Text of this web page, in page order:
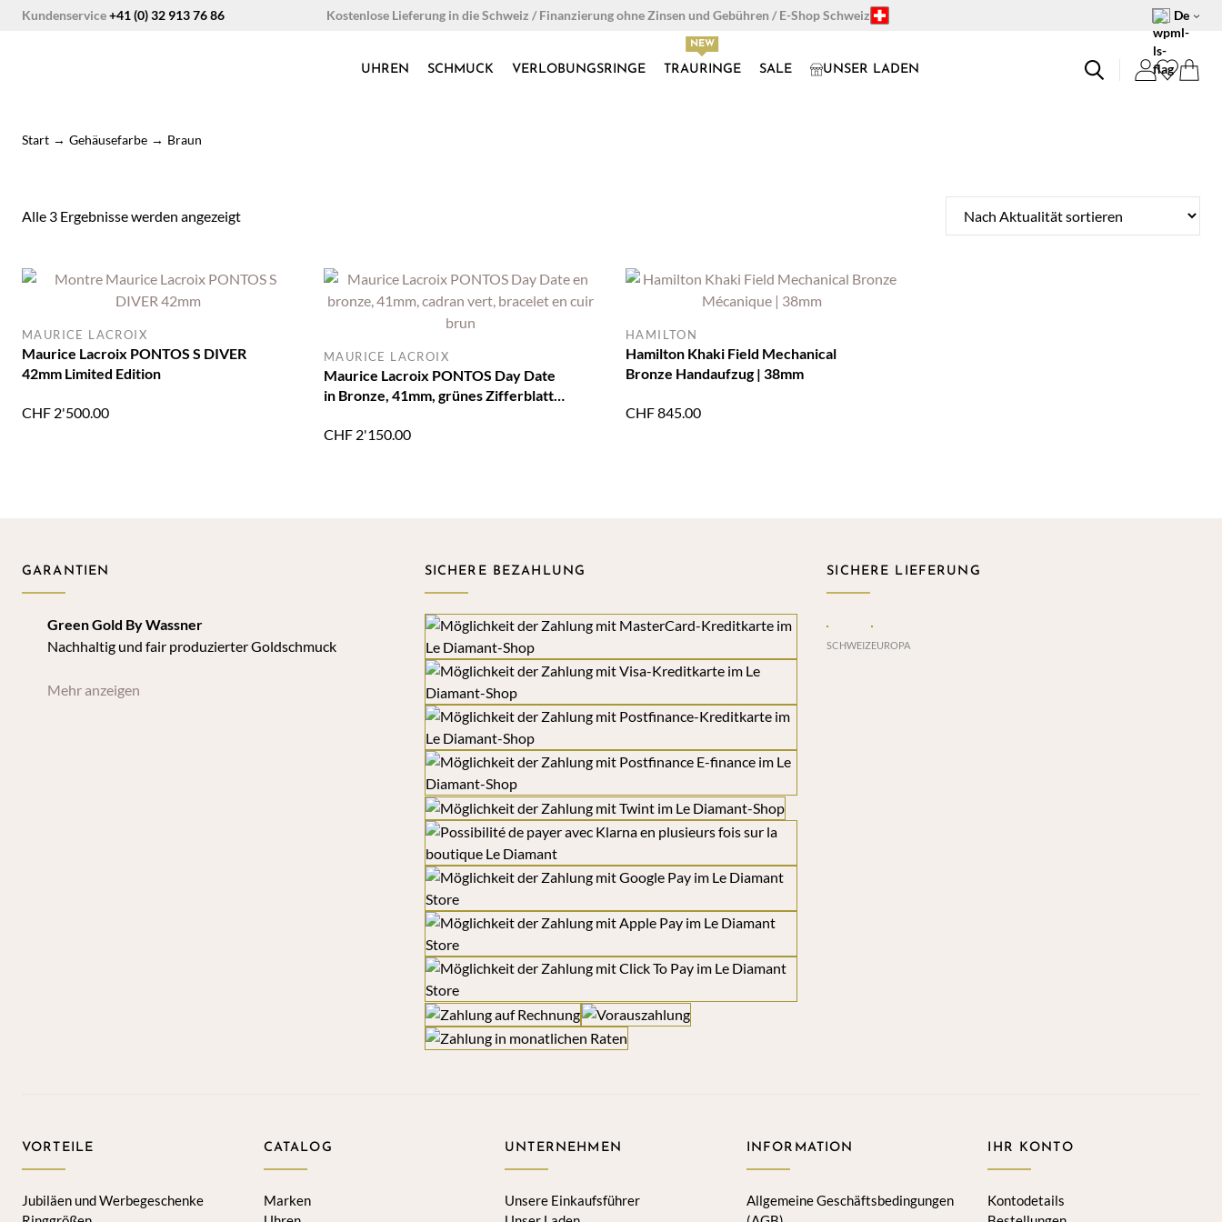
ZumKundenservice+41 (0) 32 913 76 86 Kostenlose Lieferung in die Schweiz / Finanzierung ohne Zinsen und Gebühren / E-Shop Schweiz De
UHREN SCHMUCK VERLOBUNGSRINGE TRAURINGE SALE UNSER LADEN
Start → Gehäusefarbe → Braun
Alle 3 Ergebnisse werden angezeigtNach
Maurice Lacroix PONTOS S DIVER
42mm Limited Edition
MAURICE LACROIX
CHF 2'500.00
Maurice Lacroix PONTOS Day Date
in Bronze, 41mm, grünes Zifferblatt,
MAURICE LACROIX
CHF 2'150.00
Hamilton Khaki Field Mechanical
Bronze Handaufzug | 38mm
HAMILTON
CHF845.00
GARANTIEN
Green Gold By Wassner
Nachhaltig und fair produzierter Goldschmuck
Mehr anzeigen
SICHERE BEZAHLUNG SICHERE LIEFERUNG
SCHWEIZEUROPA
VORTEILE
Jubiläen und Werbegeschenke
CATALOG
Marken
UNTERNEHMEN
Unsere Einkaufsführer
INFORMATION
Allgemeine Geschäftsbedingungen
IHR KONTO
Kontodetails